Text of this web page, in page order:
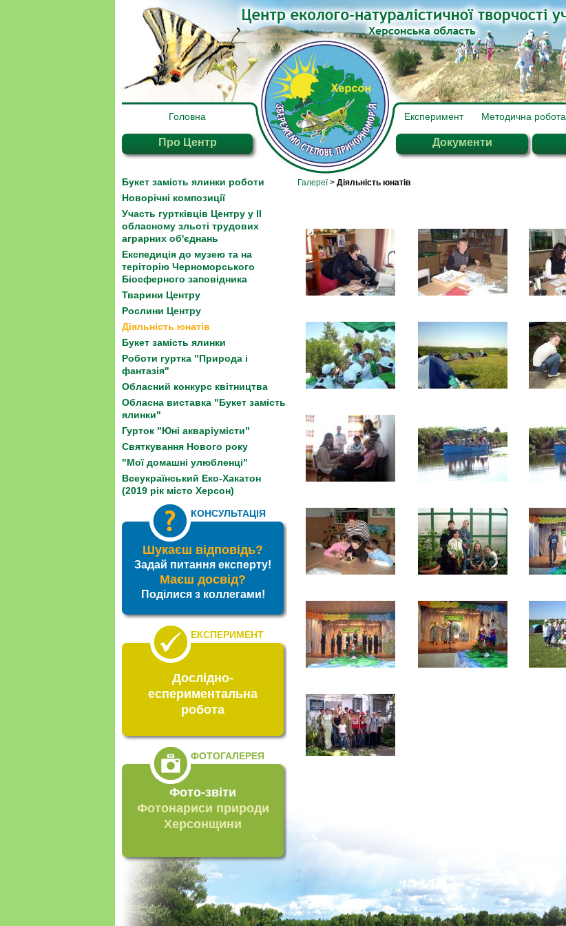
Головна Експеримент Методична робота
Про Центр Документи
Букет замість ялинки роботи
Новорічні композиції
Участь гуртківців Центру у ІІ
обласному зльоті трудових
аграрних об'єднань
Експедиція до музею та на
теріторію Черноморського
Біосферного заповідника
Тварини Центру
Рослини Центру
Діяльність юнатів
Букет замість ялинки
Роботи гуртка "Природа і
фантазія"
Обласний конкурс квітництва
Обласна виставка "Букет замість
ялинки"
Гурток "Юні акваріумісти"
Святкування Нового року
"Мої домашні улюбленці"
Всеукраїнський Еко-Хакатон
(2019 рік місто Херсон)
КОНСУЛЬТАЦІЯ
Шукаєш відповідь?
Задай питання експерту!
Маєш досвід?
Поділися з коллегами!
ЕКСПЕРИМЕНТ
Дослідно-
еспериментальна
робота
ФОТОГАЛЕРЕЯ
Фото-звіти
Фотонариси природи
Херсонщини
Галереї> Діяльність юнатів